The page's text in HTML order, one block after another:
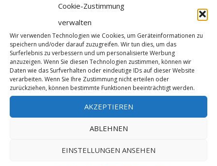
Cookie-Zustimmung
verwalten
Wir verwenden Technologien wie Cookies, um Geräteinformationen zu
speichern und/oder darauf zuzugreifen. Wir tun dies, um das
Surferlebnis zu verbessern und um personalisierte Werbung
anzuzeigen. Wenn Sie diesen Technologien zustimmen, können wir
Daten wie das Surfverhalten oder eindeutige IDs auf dieser Website
verarbeiten. Wenn Sie Ihre Zustimmung nicht erteilen oder
zurückziehen, können bestimmte Funktionen beeinträchtigt werden.
AKZEPTIEREN
ABLEHNEN
EINSTELLUNGEN ANSEHEN
und schreibt Klettergeschichte
4. November 2021
Elisabeth Busko - Ein Interview